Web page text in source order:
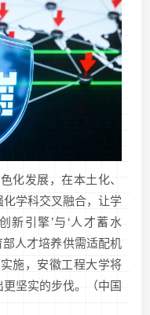
化发展，在本土化、
学科交叉融合，让学
新引擎’与‘人才蓄水
部人才培养供需适配机
施，安徽工程大学将
坚实的步伐。（中国